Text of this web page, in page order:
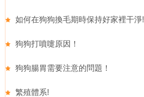
如何在狗狗換毛期時保持好家裡干淨!
狗狗打噴嚏原因！
狗狗腸胃需要注意的問題！
繁殖體系!